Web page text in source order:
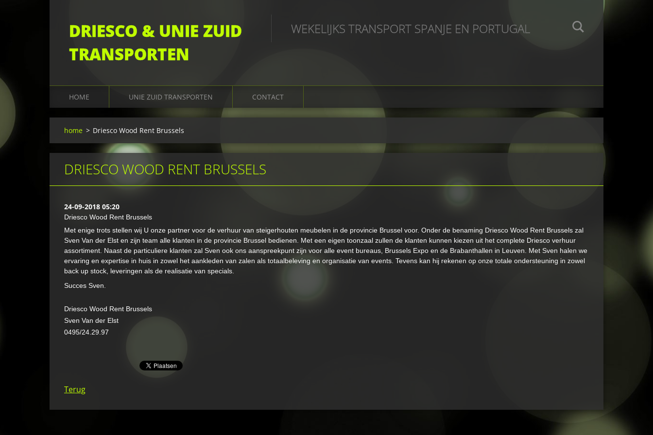
DRIESCO & UNIE ZUID
TRANSPORTEN
WEKELIJKS TRANSPORT SPANJE EN PORTUGAL
HOME UNIE ZUID TRANSPORTEN CONTACT
home > Driesco Wood Rent Brussels
DRIESCO WOOD RENT BRUSSELS
24-09-2018 05:20
Driesco Wood Rent Brussels
Met enige trots stellen wij U onze partner voor de verhuur van steigerhouten meubelen in de provincie Brussel voor. Onder de benaming Driesco Wood Rent Brussels zal
Sven Van der Elst en zijn team alle klanten in de provincie Brussel bedienen. Met een eigen toonzaal zullen de klanten kunnen kiezen uit het complete Driesco verhuur
assortiment. Naast de particuliere klanten zal Sven ook ons aanspreekpunt zijn voor alle event bureaus, Brussels Expo en de Brabanthallen in Leuven. Met Sven halen we
ervaring en expertise in huis in zowel het aankleden van zalen als totaalbeleving en organisatie van events. Tevens kan hij rekenen op onze totale ondersteuning in zowel
back up stock, leveringen als de realisatie van specials.
Succes Sven.
Driesco Wood Rent Brussels
Sven Van der Elst
0495/24.29.97
Terug